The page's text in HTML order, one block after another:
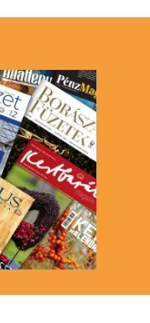
event)